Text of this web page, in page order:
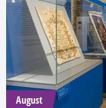
August